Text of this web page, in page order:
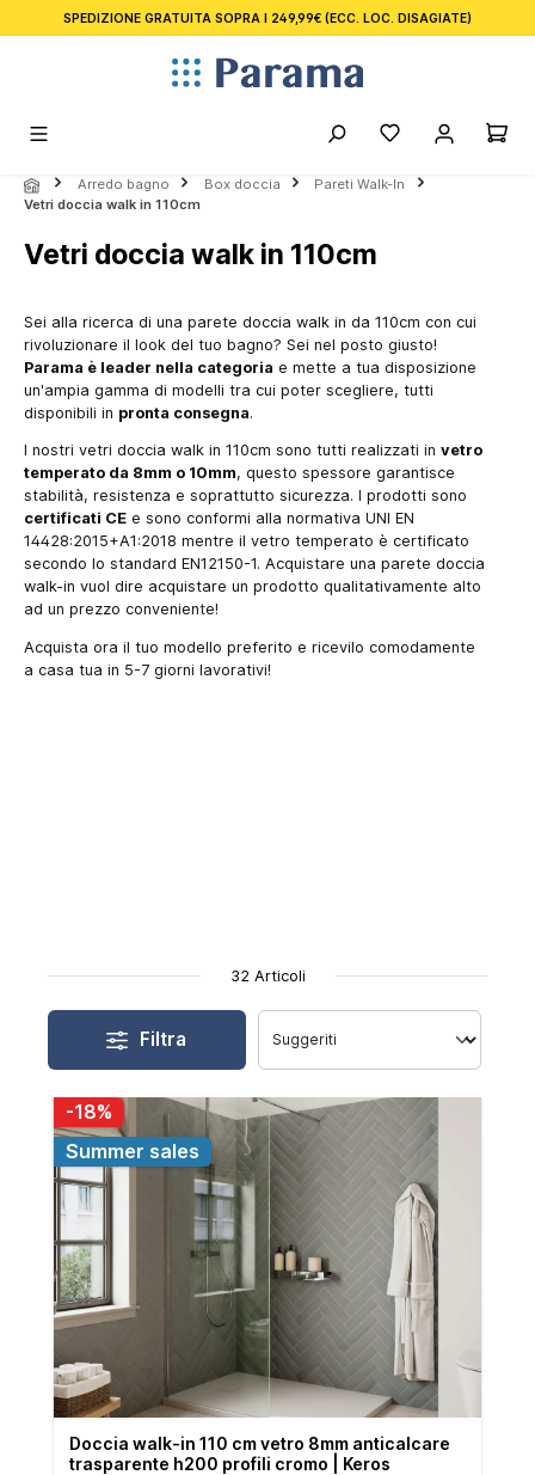
principale
SPEDIZIONE GRATUITA SOPRA I 249,99€ (ECC. LOC. DISAGIATE)
Arredo bagno Box doccia
Pareti Walk-In
Vetri doccia walk in 110cm
Vetri doccia walk in 110cm
Sei alla ricerca di una parete doccia walk in da 110cm con cui
rivoluzionare il look del tuo bagno? Sei nel posto giusto!
Parama è leader nella categoria e mette a tua disposizione
un'ampia gamma di modelli tra cui poter scegliere, tutti
disponibili in pronta consegna.
I nostri vetri doccia walk in 110cm sono tutti realizzati in vetro
temperato da 8mm o 10mm, questo spessore garantisce
stabilità, resistenza e soprattutto sicurezza. I prodotti sono
certificati CE e sono conformi alla normativa UNI EN
14428:2015+A1:2018 mentre il vetro temperato è certificato
secondo lo standard EN12150-1. Acquistare una parete doccia
walk-in vuol dire acquistare un prodotto qualitativamente alto
ad un prezzo conveniente!
Acquista ora il tuo modello preferito e ricevilo comodamente
a casa tua in 5-7 giorni lavorativi!
32 Articoli
Filtra
-18%
Summer sales
Doccia walk-in 110 cm vetro 8mm anticalcare
trasparente h200 profili cromo | Keros